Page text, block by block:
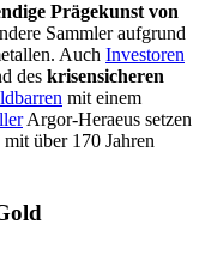
Prägekunst von
Sammler aufgrund
Auch Investoren
des krisensicheren
mit einem
Argor-Heraeus setzen
über 170 Jahren